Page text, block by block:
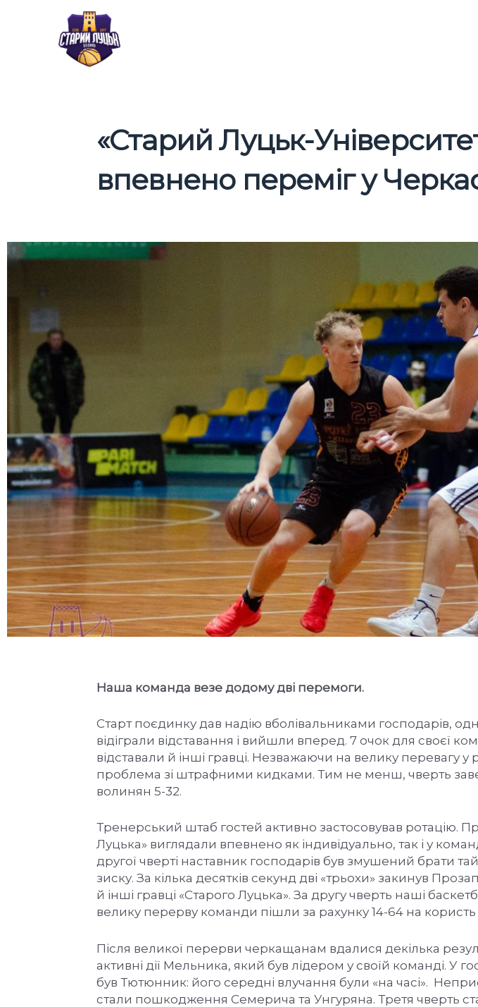
«Старий Луцьк-
впевнено переміг у
Наша команда везе додому дві перемоги.
Старт поєдинку дав надію вболівальниками господарів,
відіграли відставання і вийшли вперед. 7 очок для своєї
відставали й інші гравці. Незважаючи на велику перевагу у
проблема зі штрафними кидками. Тим не менш, чверть
волинян 5-32.
Тренерський штаб гостей активно застосовував ротацію.
Луцька» виглядали впевнено як індивідуально, так і у
другої чверті наставник господарів був змушений брати
зиску. За кілька десятків секунд дві «трьохи» закинув
й інші гравці «Старого Луцька». За другу чверть наші
велику перерву команди пішли за рахунку 14-64 на
Після великої перерви черкащанам вдалися декілька
активні дії Мельника, який був лідером у своїй команді. У
був Тютюнник: його середні влучання були «на часі».
стали пошкодження Семерича та Унгуряна. Третя чверть